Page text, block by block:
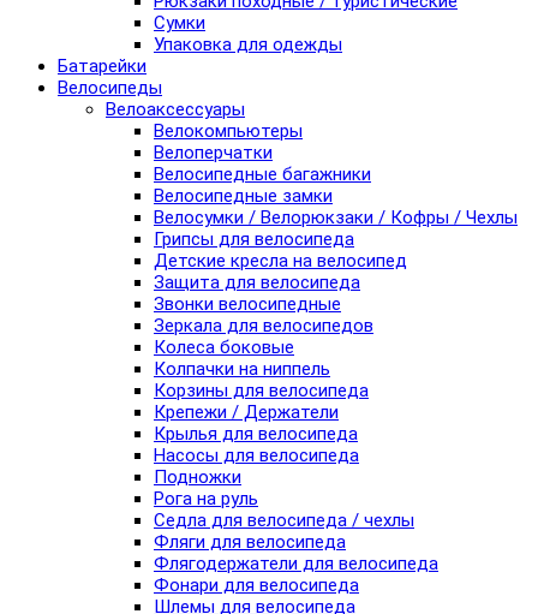
Сумки
Упаковка для одежды
Батарейки
Велосипеды
Велоаксессуары
Велокомпьютеры
Велоперчатки
Велосипедные багажники
Велосипедные замки
Велосумки / Велорюкзаки / Кофры / Чехлы
Грипсы для велосипеда
Детские кресла на велосипед
Защита для велосипеда
Звонки велосипедные
Зеркала для велосипедов
Колеса боковые
Колпачки на ниппель
Корзины для велосипеда
Крепежи / Держатели
Крылья для велосипеда
Насосы для велосипеда
Подножки
Рога на руль
Седла для велосипеда / чехлы
Фляги для велосипеда
Флягодержатели для велосипеда
Фонари для велосипеда
Шлемы для велосипеда